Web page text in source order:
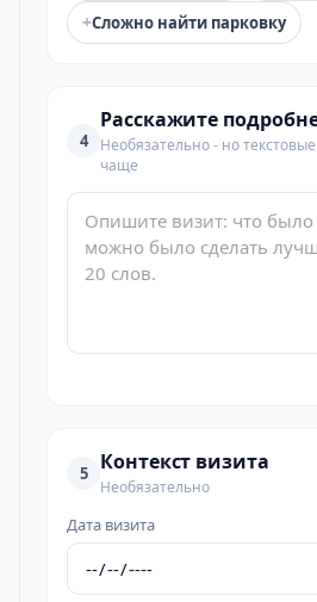
+Сложно найти парковку
4
Расскажите
Необязательно - но
чаще
5 Контекст визита
Необязательно
Дата визита